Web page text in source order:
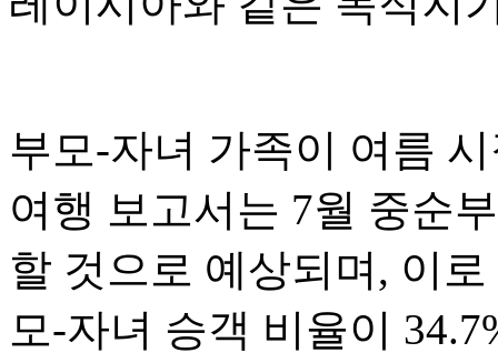
부모-자녀 가족이 여름
여행 보고서는 7월 중순
할 것으로 예상되며, 이
모-자녀 승객 비율이